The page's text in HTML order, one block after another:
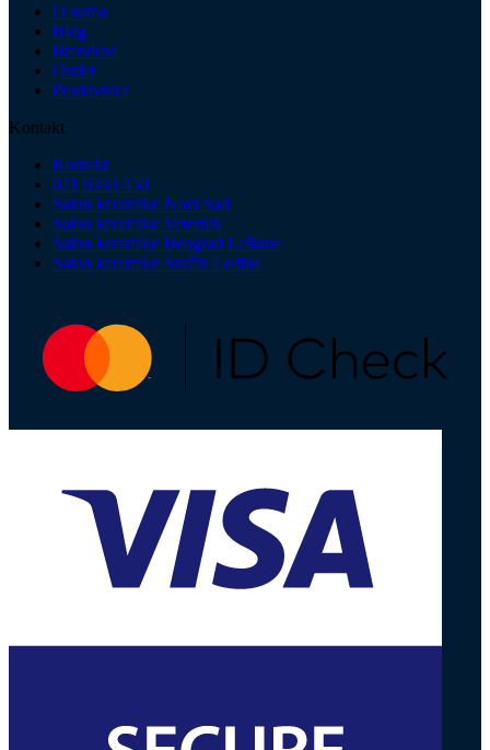
O nama
Blog
Brendovi
Outlet
Prodavnice
Kontakt
Kontakt
021 6333 450
Salon keramike Novi Sad
Salon keramike Veternik
Salon keramike Beograd Leštane
Salon keramike Surčin Ledine